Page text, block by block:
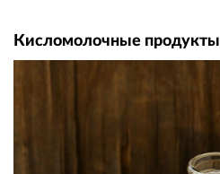
Кисломолочные продукты